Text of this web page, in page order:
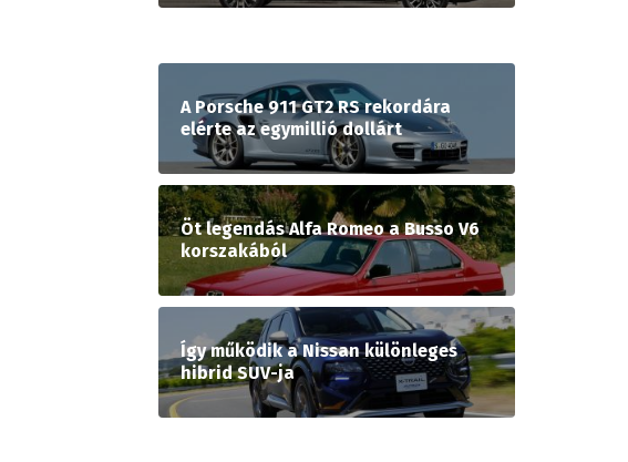
A Porsche 911 GT2 RS rekordára
elérte az egymillió dollárt
Öt legendás Alfa Romeo a Busso V6
korszakából
Így működik a Nissan különleges
hibrid SUV-ja